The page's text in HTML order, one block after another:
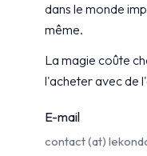
dans le monde
même.
La magie coûte
l'acheter avec de
E-mail
contact (at)